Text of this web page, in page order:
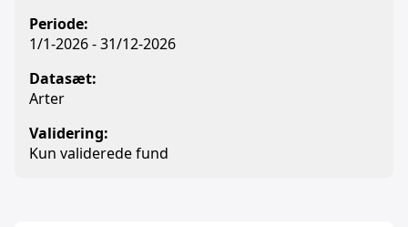
Periode:
1/1-2026 - 31/12-2026
Datasæt:
Arter
Validering:
Kun validerede fund